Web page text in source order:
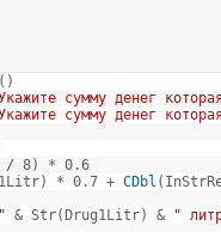
сумму денег
сумму денег
/ 8) * 0.6
* 0.7 + CDbl
& Str(Drug1Litr) & "